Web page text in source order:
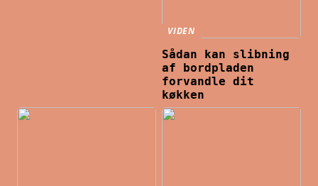
VIDEN
Sådan kan slibning
af bordpladen
forvandle dit
køkken